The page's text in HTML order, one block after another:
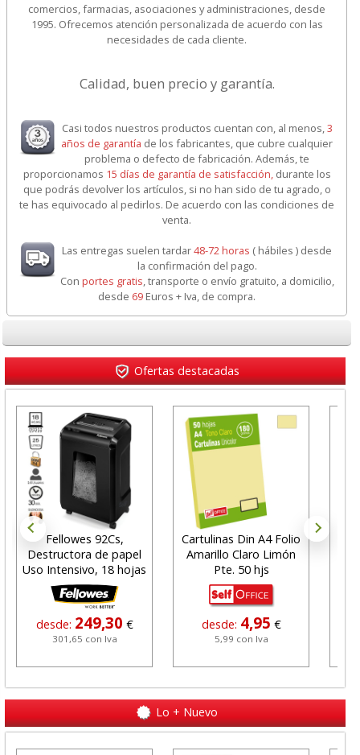
comercios, farmacias, asociaciones y administraciones, desde
1995. Ofrecemos atención personalizada de acuerdo con las
necesidades de cada cliente.
Calidad, buen precio y garantía.
Casi todos nuestros productos cuentan con, al menos,3
años de garantía de los fabricantes, que cubre cualquier
problema o defecto de fabricación. Además, te
proporcionamos 15 días de garantía de satisfacción, durante los
que podrás devolver los artículos, si no han sido de tu agrado, o
te has equivocado al pedirlos. De acuerdo con las condiciones de
venta.
Las entregas suelen tardar48-72 horas ( hábiles ) desde
la confirmación del pago.
Con portes gratis, transporte o envío gratuito, a domicilio,
desde 69 Euros + Iva, de compra.
Ofertas destacadas
Fellowes 92Cs,
Destructora de papel
Uso Intensivo, 18 hojas
desde: 249,30 €
301,65 con Iva
Cartulinas Din A4 Folio
Amarillo Claro Limón
Pte. 50 hjs
desde: 4,95 €
5,99 con Iva
Lo + Nuevo